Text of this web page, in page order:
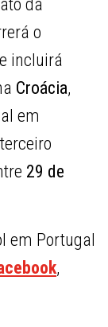
da
o
incluirá
Croácia,
em
29 de
em Portugal
,